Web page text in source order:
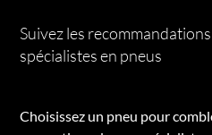
Suivez les
spécialistes en pneus
Choisissez un pneu pour